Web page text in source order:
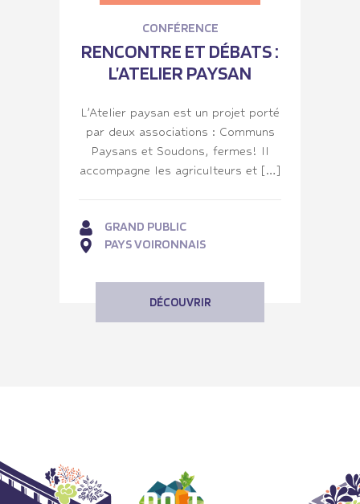
CONFÉRENCE
RENCONTRE ET DÉBATS :
L’ATELIER PAYSAN
L’Atelier paysan est un projet porté
par deux associations : Communs
Paysans et Soudons, fermes! Il
accompagne les agriculteurs et […]
GRAND PUBLIC
PAYS VOIRONNAIS
DÉCOUVRIR